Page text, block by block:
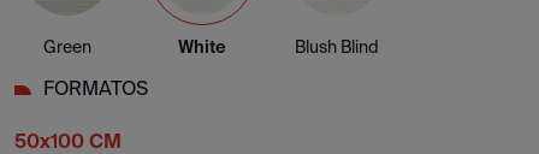
Green White Blush Blind
FORMATOS
50x100 CM